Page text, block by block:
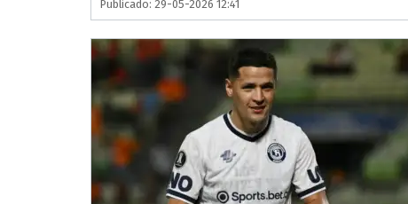
Publicado: 29-05-2026 12:41